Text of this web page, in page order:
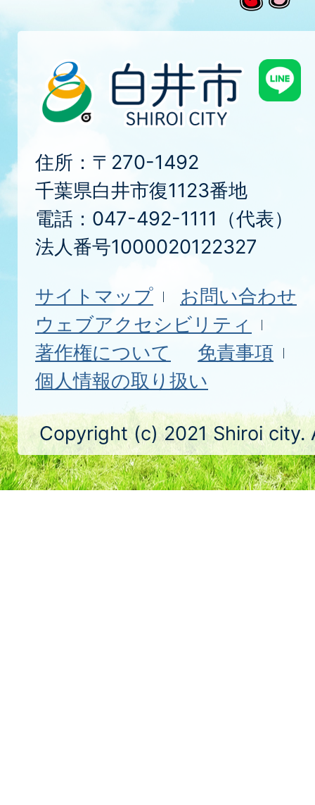
住所：〒270-1492
千葉県白井市復1123番地
電話：047-492-1111（代表）
法人番号1000020122327
サイトマップ
お問い合わせ
ウェブアクセシビリティ
著作権について
免責事項
個人情報の取り扱い
Copyright (c) 2021 Shiroi city.